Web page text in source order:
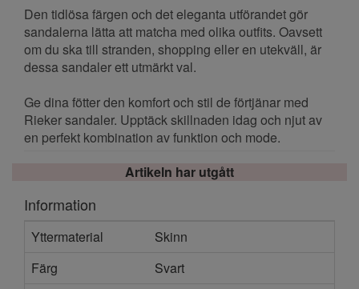
Den tidlösa färgen och det eleganta utförandet gör
sandalerna lätta att matcha med olika outfits. Oavsett
om du ska till stranden, shopping eller en utekväll, är
dessa sandaler ett utmärkt val.
Ge dina fötter den komfort och stil de förtjänar med
Rieker sandaler. Upptäck skillnaden idag och njut av
en perfekt kombination av funktion och mode.
Artikeln har utgått
Information
Yttermaterial
Skinn
Färg
Svart